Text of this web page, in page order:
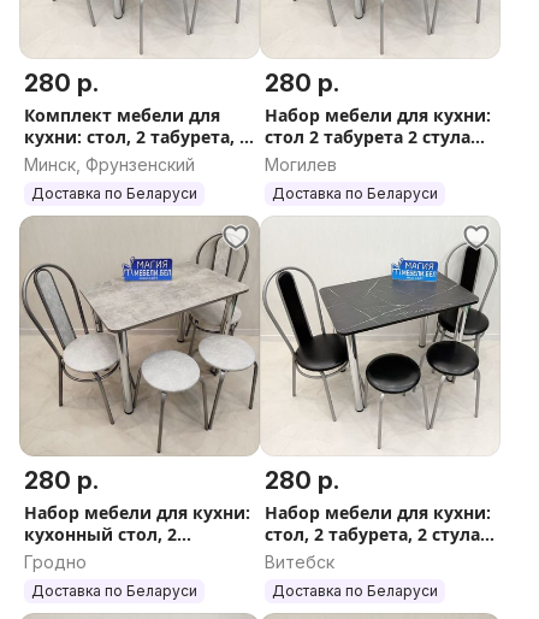
280 р.
Комплект мебели для
кухни: стол, 2 табурета, 2
стула Доставка Выбор
Гарантия
Минск, Фрунзенский
Доставка по Беларуси
280 р.
Набор мебели для кухни:
стол 2 табурета 2 стула
Бесплатная доставка
Могилев
Доставка по Беларуси
280 р.
Набор мебели для кухни:
кухонный стол, 2
табурета 2 стула
Доставка по РБ
Гродно
Доставка по Беларуси
280 р.
Набор мебели для кухни:
стол, 2 табурета, 2 стула
Доставка по РБ
Витебск
Доставка по Беларуси